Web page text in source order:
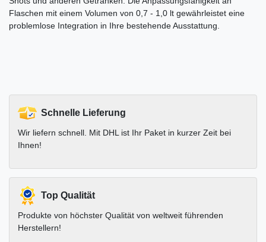
Flaschen mit einem Volumen von 0,7 - 1,0 lt gewährleistet eine
problemlose Integration in Ihre bestehende Ausstattung.
Schnelle Lieferung
Wir liefern schnell. Mit DHL ist Ihr Paket in kurzer Zeit bei
Ihnen!
Top Qualität
Produkte von höchster Qualität von weltweit führenden
Herstellern!